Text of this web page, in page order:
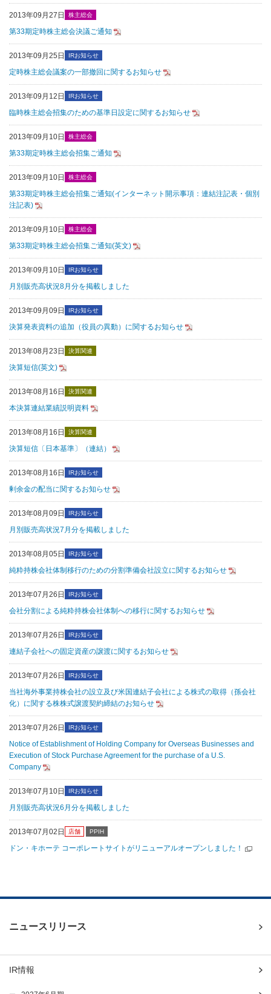
2013年09月27日 株主総会
第33期定時株主総会決議ご通知
2013年09月25日 IRお知らせ
定時株主総会議案の一部撤回に関するお知らせ
2013年09月12日 IRお知らせ
臨時株主総会招集のための基準日設定に関するお知らせ
2013年09月10日 株主総会
第33期定時株主総会招集ご通知
2013年09月10日 株主総会
第33期定時株主総会招集ご通知(インターネット開示事項：連結注記表・個別
注記表)
2013年09月10日 株主総会
第33期定時株主総会招集ご通知(英文)
2013年09月10日 IRお知らせ
月別販売高状況8月分を掲載しました
2013年09月09日 IRお知らせ
決算発表資料の追加（役員の異動）に関するお知らせ
2013年08月23日 決算関連
決算短信(英文)
2013年08月16日 決算関連
本決算連結業績説明資料
2013年08月16日 決算関連
決算短信〔日本基準〕（連結）
2013年08月16日 IRお知らせ
剰余金の配当に関するお知らせ
2013年08月09日 IRお知らせ
月別販売高状況7月分を掲載しました
2013年08月05日 IRお知らせ
純粋持株会社体制移行のための分割準備会社設立に関するお知らせ
2013年07月26日 IRお知らせ
会社分割による純粋持株会社体制への移行に関するお知らせ
2013年07月26日 IRお知らせ
連結子会社への固定資産の譲渡に関するお知らせ
2013年07月26日 IRお知らせ
当社海外事業持株会社の設立及び米国連結子会社による株式の取得（孫会社
化）に関する株株式譲渡契約締結のお知らせ
2013年07月26日 IRお知らせ
Notice of Establishment of Holding Company for Overseas Businesses and
Execution of Stock Purchase Agreement for the purchase of a U.S.
Company
2013年07月10日 IRお知らせ
月別販売高状況6月分を掲載しました
2013年07月02日 店舗 PPIH
ドン・キホーテ コーポレートサイトがリニューアルオープンしました！
ニュースリリース
IR情報